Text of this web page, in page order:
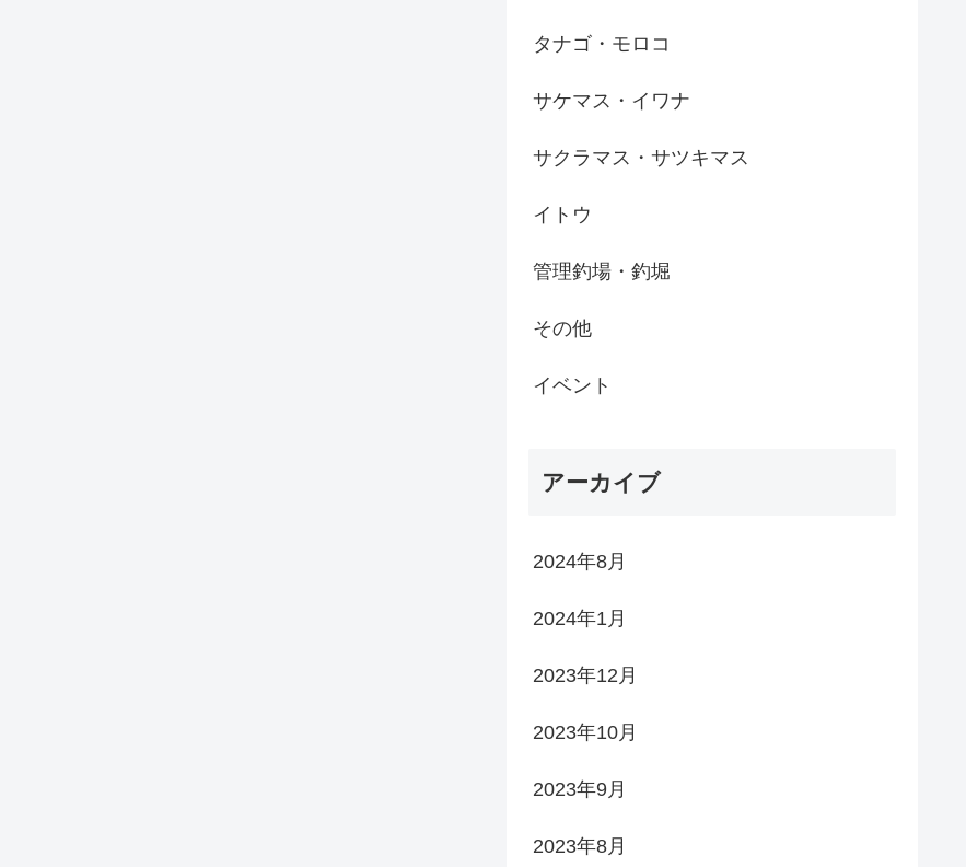
タナゴ・モロコ
サケマス・イワナ
サクラマス・サツキマス
イトウ
管理釣場・釣堀
その他
イベント
アーカイブ
2024年8月
2024年1月
2023年12月
2023年10月
2023年9月
2023年8月